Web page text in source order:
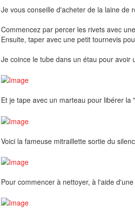
Je vous conseille d'acheter de la laine de
Commencez par percer les rivets avec
Ensuite, taper avec une petit tournevis
Je coince le tube dans un étau pour avoir
Et je tape avec un marteau pour libérer
Voici la fameuse mitraillette sortie du
Pour commencer à nettoyer, à l'aide